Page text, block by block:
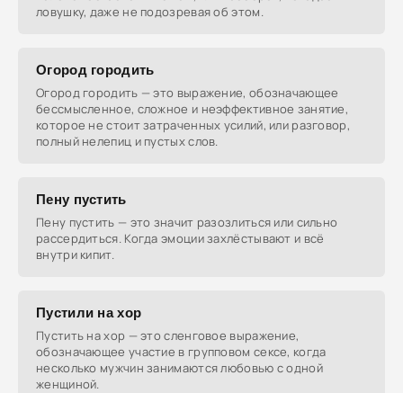
ловушку, даже не подозревая об этом.
Огород городить
Огород городить — это выражение, обозначающее
бессмысленное, сложное и неэффективное занятие,
которое не стоит затраченных усилий, или разговор,
полный нелепиц и пустых слов.
Пену пустить
Пену пустить — это значит разозлиться или сильно
рассердиться. Когда эмоции захлёстывают и всё
внутри кипит.
Пустили на хор
Пустить на хор — это сленговое выражение,
обозначающее участие в групповом сексе, когда
несколько мужчин занимаются любовью с одной
женщиной.